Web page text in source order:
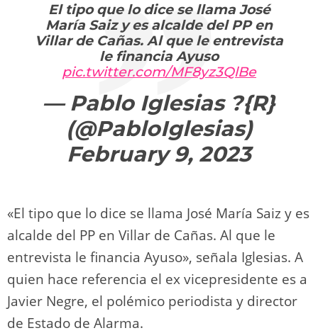
El tipo que lo dice se llama José
María Saiz y es alcalde del PP en
Villar de Cañas. Al que le entrevista
le financia Ayuso
pic.twitter.com/MF8yz3QlBe
— Pablo Iglesias ?{R}
(@PabloIglesias)
February 9, 2023
«El tipo que lo dice se llama José María Saiz y es
alcalde del PP en Villar de Cañas. Al que le
entrevista le financia Ayuso», señala Iglesias. A
quien hace referencia el ex vicepresidente es a
Javier Negre, el polémico periodista y director
de Estado de Alarma.